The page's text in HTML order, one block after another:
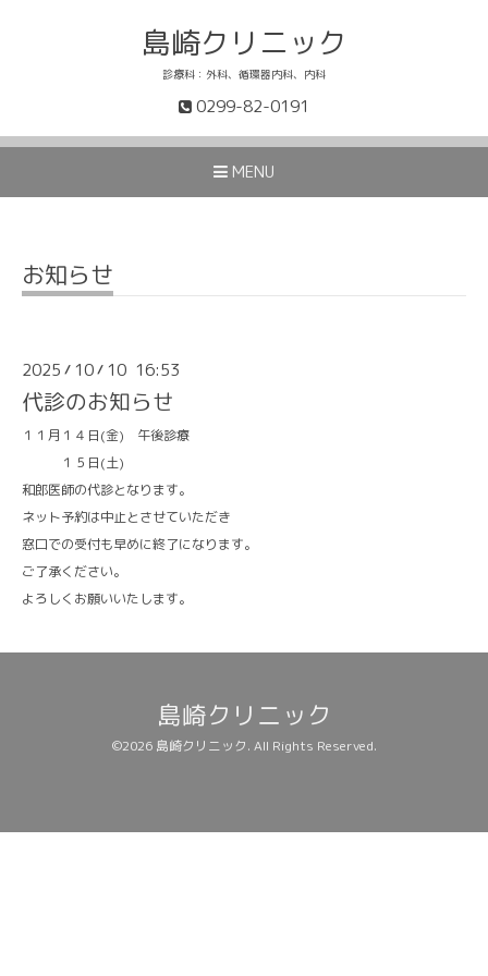
島崎クリニック
診療科：外科、循環器内科、内科
0299-82-0191
MENU
お知らせ
2025 / 10/ 10 16:53
代診のお知らせ
１１月１４日(金) 午後診療
１５日(土)
和郎医師の代診となります。
ネット予約は中止とさせていただき
窓口での受付も早めに終了になります。
ご了承ください。
よろしくお願いいたします。
島崎クリニック
©2026 島崎クリニック. All Rights Reserved.